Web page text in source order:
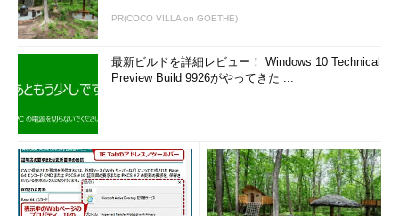
PR(COCO VILLA on GOETHE)
最新ビルドを詳細レビュー！ Windows 10 Technical
Preview Build 9926がやってきた ...